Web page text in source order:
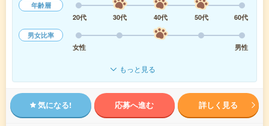
年齢層
20代
30代 40代 50代
60代
男女比率
女性
男性
もっと見る
気になる! 応募へ進む 詳しく見る